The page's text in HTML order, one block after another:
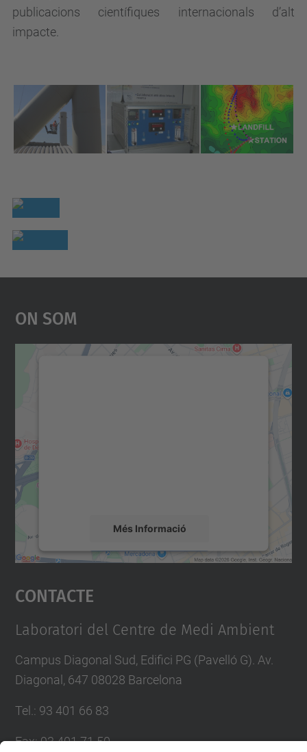
publicacions científiques internacionals d’alt
impacte.
On Som
Més Informació
Accepta
powered by
Contacte
Laboratori del Centre de Medi Ambient
Campus Diagonal Sud, Edifici PG (Pavelló G). Av.
Diagonal, 647 08028 Barcelona
Tel. : 93 401 66 83
Fax:93 401 71 50